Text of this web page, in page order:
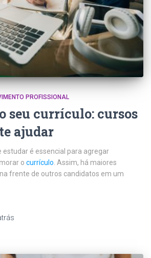
PROFISSIONAL
seu currículo: cursos
ajudar
estudar é essencial para agregar
o currículo . Assim, há maiores
frente de outros candidatos em um